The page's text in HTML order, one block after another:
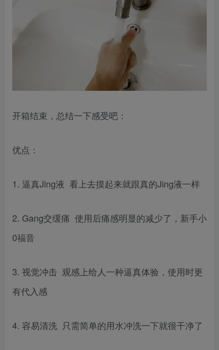
开箱结束，总结一下感受吧：
优点：
1. 逼真Jing液 看上去摸起来就跟真的Jing液一样
2. Gang交缓痛 使用后痛感明显的减少了，新手小
0福音
3. 视觉冲击 观感上给人一种逼真体验，使用时更
有代入感
4. 容易清洗 只需简单的用水冲洗一下就很干净了